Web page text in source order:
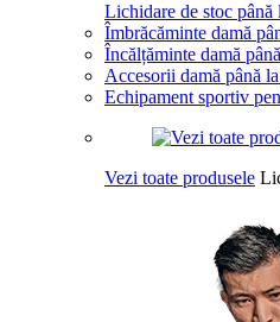
Lichidare de stoc până
Îmbrăcăminte damă
Încălțăminte damă
Accesorii damă până
Echipament sportiv
Vezi toate produsele